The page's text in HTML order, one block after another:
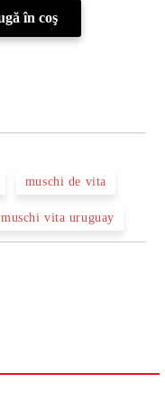
muschi de vita
muschi vita uruguay